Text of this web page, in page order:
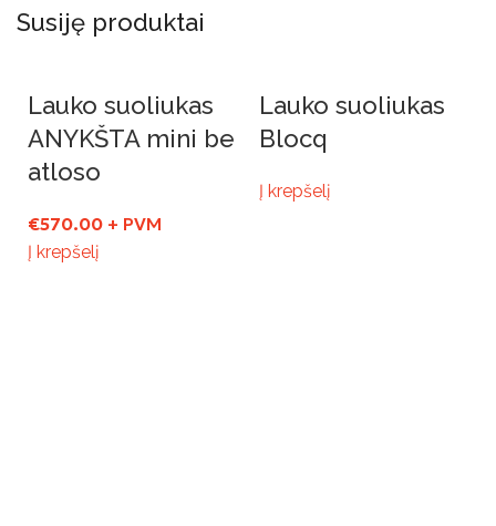
Susiję produktai
Lauko suoliukas
ANYKŠTA mini be
atloso
€570.00 + PVM
Į krepšelį
Lauko suoliukas
Blocq
Į krepšelį